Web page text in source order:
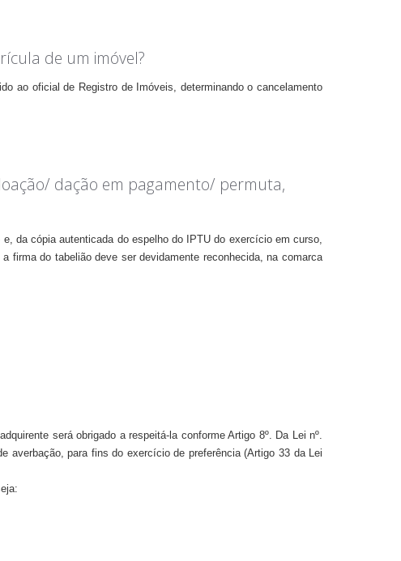
de um imóvel?
ao oficial de Registro de Imóveis, determinando o cancelamento
dação em pagamento/ permuta,
da cópia autenticada do espelho do IPTU do exercício em curso,
firma do tabelião deve ser devidamente reconhecida, na comarca
será obrigado a respeitá-la conforme Artigo 8º. Da Lei nº.
averbação, para fins do exercício de preferência (Artigo 33 da Lei